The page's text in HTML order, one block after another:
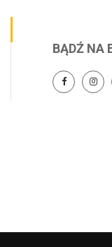
BĄDŹ NA